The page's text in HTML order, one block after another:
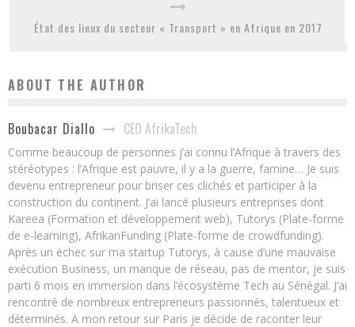
État des lieux du secteur « Transport » en Afrique en 2017
ABOUT THE AUTHOR
Boubacar Diallo CEO AfrikaTech
Comme beaucoup de personnes j’ai connu l’Afrique à travers des
stéréotypes : l’Afrique est pauvre, il y a la guerre, famine… Je suis
devenu entrepreneur pour briser ces clichés et participer à la
construction du continent. J’ai lancé plusieurs entreprises dont
Kareea (Formation et développement web), Tutorys (Plate-forme
de e-learning), AfrikanFunding (Plate-forme de crowdfunding).
Après un échec sur ma startup Tutorys, à cause d’une mauvaise
exécution Business, un manque de réseau, pas de mentor, je suis
parti 6 mois en immersion dans l’écosystème Tech au Sénégal. J’ai
rencontré de nombreux entrepreneurs passionnés, talentueux et
déterminés. A mon retour sur Paris je décide de raconter leur